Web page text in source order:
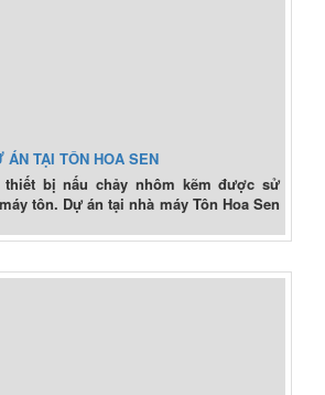
ÁN TẠI TÔN HOA SEN
thiết bị nấu chảy nhôm kẽm được sử
tôn. Dự án tại nhà máy Tôn Hoa Sen